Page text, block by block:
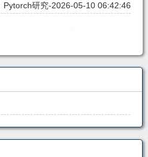
Pytorch研究-2026-05-10 06:42:46